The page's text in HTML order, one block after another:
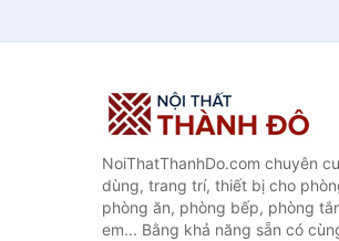
NoiThatThanhDo.com chuyên
dùng, trang trí, thiết bị cho
phòng ăn, phòng bếp, phòng
em... Bằng khả năng sẵn có